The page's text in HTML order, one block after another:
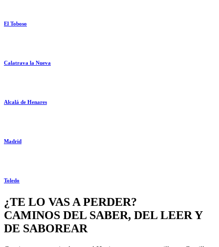
El Toboso
Calatrava la Nueva
Alcalá de Henares
Madrid
Toledo
¿TE LO VAS A PERDER?
CAMINOS DEL SABER, DEL LEER Y
DE SABOREAR